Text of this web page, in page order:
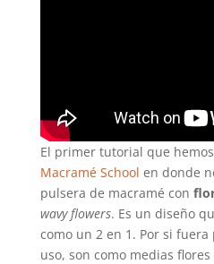
El primer tutorial que
Macramé School en donde
pulsera de macramé con
wavy flowers. Es un diseño
como un 2 en 1. Por si fuera
uso, son como medias